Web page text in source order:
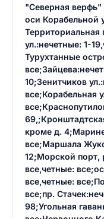
"Северная верфь"
оси Корабельной
Территориальная
ул.:нечетные: 1-
Турухтанные
10;Зенитчиков
все;Корабельная
кроме д.
все;Маршала
12;Морской порт,
все,четные:
все,четные:
все;пр.
98;Угольная